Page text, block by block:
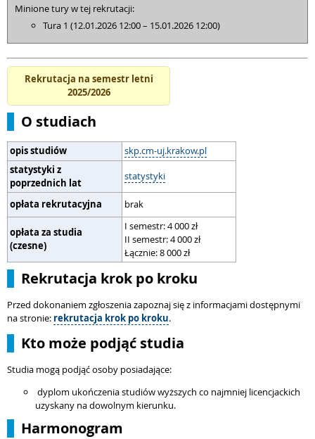
Minione tury w tej rekrutacji:
Tura 1 (12.01.2026 12:00 – 15.01.2026 12:00)
Rekrutacja na semestr letni
2025/2026
O studiach
opis studiów
skp.cm-uj.krakow.pl
statystyki z
poprzednich lat
statystyki
opłata rekrutacyjna brak
opłata za studia
(czesne)
I semestr: 4 000 zł
II semestr: 4 000 zł
Łącznie: 8 000 zł
Rekrutacja krok po kroku
Przed dokonaniem zgłoszenia zapoznaj się z informacjami dostępnymi
na stronie: rekrutacja krok po kroku.
Kto może podjąć studia
Studia mogą podjąć osoby posiadające:
dyplom ukończenia studiów wyższych co najmniej licencjackich
uzyskany na dowolnym kierunku.
Harmonogram